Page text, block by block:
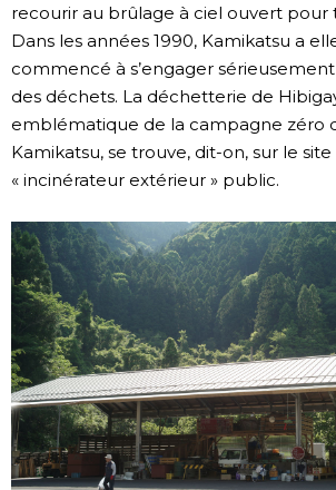
recourir au brûlage à ciel ouvert pour
Dans les années 1990, Kamikatsu a
commencé à s’engager
des déchets. La déchetterie de
emblématique de la campagne zéro
Kamikatsu, se trouve, dit-on, sur le
« incinérateur extérieur » public.